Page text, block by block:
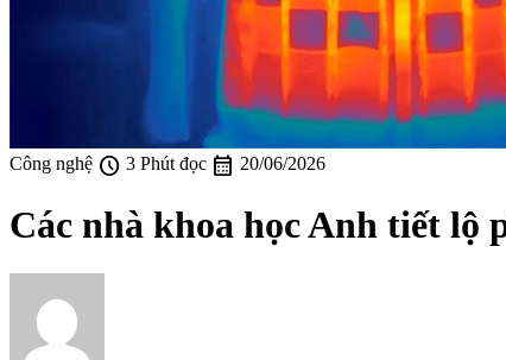
Công nghệ schedule 3 Phút đọc calendar_month 20/06/2026
Các nhà khoa học Anh tiết lộ